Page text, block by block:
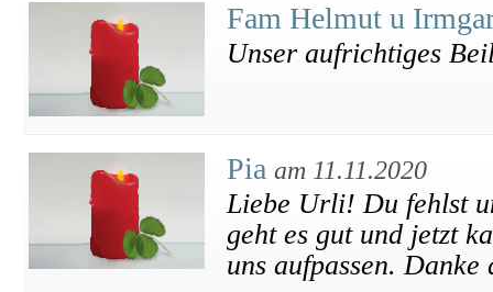
Fam Helmut u
Unser aufrichtiges
Pia am 11.11.2020
Liebe Urli! Du fehlst
geht es gut und jetzt
uns aufpassen.